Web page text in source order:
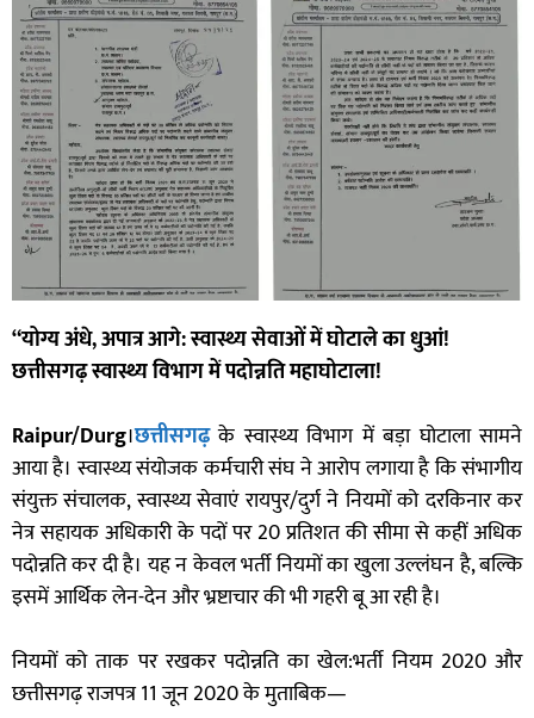
“योग्य अंधे, अपात्र आगे: स्वास्थ्य सेवाओं में घोटाले का धुआं!
छत्तीसगढ़ स्वास्थ्य विभाग में पदोन्नति महाघोटाला!
Raipur/Durg।छत्तीसगढ़के स्वास्थ्य विभाग में बड़ा घोटाला सामने
आया है। स्वास्थ्य संयोजक कर्मचारी संघ ने आरोप लगाया है कि संभागीय
संयुक्त संचालक, स्वास्थ्य सेवाएं रायपुर/दुर्ग ने नियमों को दरकिनार कर
नेत्र सहायक अधिकारी के पदों पर 20 प्रतिशत की सीमा से कहीं अधिक
पदोन्नति कर दी है। यह न केवल भर्ती नियमों का खुला उल्लंघन है, बल्कि
इसमें आर्थिक लेन-देन और भ्रष्टाचार की भी गहरी बू आ रही है।
नियमों को ताक पर रखकर पदोन्नति का खेल:भर्ती नियम 2020 और
छत्तीसगढ़ राजपत्र 11 जून 2020 के मुताबिक—